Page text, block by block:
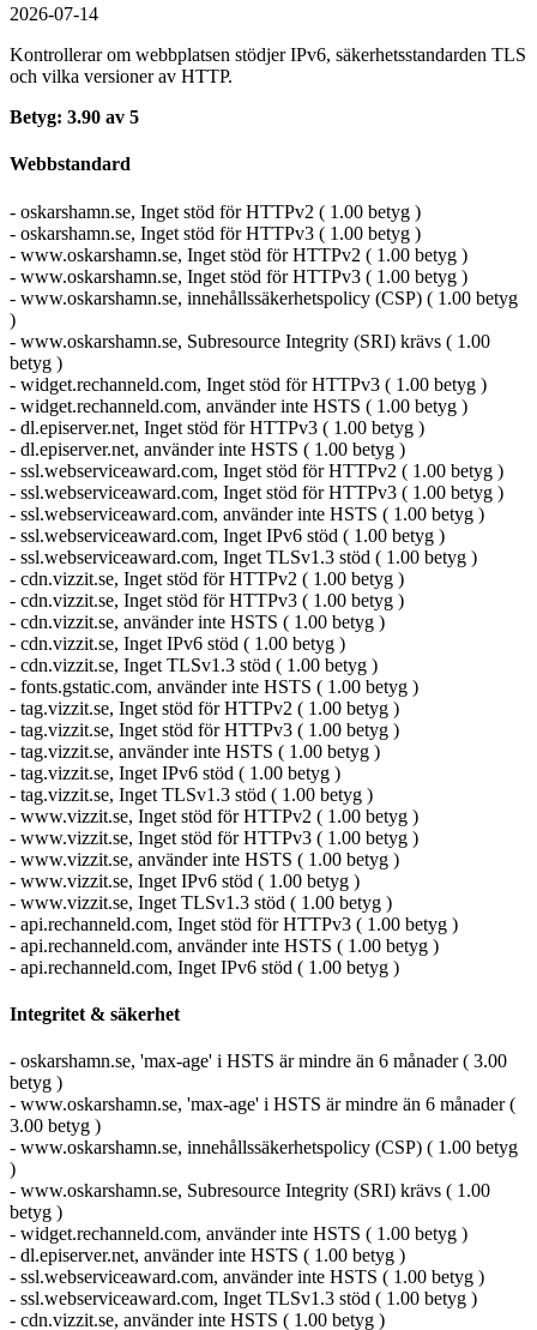
2026-07-14
Kontrollerar om webbplatsen stödjer IPv6, säkerhets­standarden TLS
och vilka versioner av HTTP.
Betyg: 3.90 av 5
Webbstandard
- oskarshamn.se, Inget stöd för HTTPv2 ( 1.00 betyg )
- oskarshamn.se, Inget stöd för HTTPv3 ( 1.00 betyg )
- www.oskarshamn.se, Inget stöd för HTTPv2 ( 1.00 betyg )
- www.oskarshamn.se, Inget stöd för HTTPv3 ( 1.00 betyg )
- www.oskarshamn.se, innehållssäkerhetspolicy (CSP) ( 1.00 betyg
)
- www.oskarshamn.se, Subresource Integrity (SRI) krävs ( 1.00
betyg )
- widget.rechanneld.com, Inget stöd för HTTPv3 ( 1.00 betyg )
- widget.rechanneld.com, använder inte HSTS ( 1.00 betyg )
- dl.episerver.net, Inget stöd för HTTPv3 ( 1.00 betyg )
- dl.episerver.net, använder inte HSTS ( 1.00 betyg )
- ssl.webserviceaward.com, Inget stöd för HTTPv2 ( 1.00 betyg )
- ssl.webserviceaward.com, Inget stöd för HTTPv3 ( 1.00 betyg )
- ssl.webserviceaward.com, använder inte HSTS ( 1.00 betyg )
- ssl.webserviceaward.com, Inget IPv6 stöd ( 1.00 betyg )
- ssl.webserviceaward.com, Inget TLSv1.3 stöd ( 1.00 betyg )
- cdn.vizzit.se, Inget stöd för HTTPv2 ( 1.00 betyg )
- cdn.vizzit.se, Inget stöd för HTTPv3 ( 1.00 betyg )
- cdn.vizzit.se, använder inte HSTS ( 1.00 betyg )
- cdn.vizzit.se, Inget IPv6 stöd ( 1.00 betyg )
- cdn.vizzit.se, Inget TLSv1.3 stöd ( 1.00 betyg )
- fonts.gstatic.com, använder inte HSTS ( 1.00 betyg )
- tag.vizzit.se, Inget stöd för HTTPv2 ( 1.00 betyg )
- tag.vizzit.se, Inget stöd för HTTPv3 ( 1.00 betyg )
- tag.vizzit.se, använder inte HSTS ( 1.00 betyg )
- tag.vizzit.se, Inget IPv6 stöd ( 1.00 betyg )
- tag.vizzit.se, Inget TLSv1.3 stöd ( 1.00 betyg )
- www.vizzit.se, Inget stöd för HTTPv2 ( 1.00 betyg )
- www.vizzit.se, Inget stöd för HTTPv3 ( 1.00 betyg )
- www.vizzit.se, använder inte HSTS ( 1.00 betyg )
- www.vizzit.se, Inget IPv6 stöd ( 1.00 betyg )
- www.vizzit.se, Inget TLSv1.3 stöd ( 1.00 betyg )
- api.rechanneld.com, Inget stöd för HTTPv3 ( 1.00 betyg )
- api.rechanneld.com, använder inte HSTS ( 1.00 betyg )
- api.rechanneld.com, Inget IPv6 stöd ( 1.00 betyg )
Integritet & säkerhet
- oskarshamn.se, 'max-age' i HSTS är mindre än 6 månader ( 3.00
betyg )
- www.oskarshamn.se, 'max-age' i HSTS är mindre än 6 månader (
3.00 betyg )
- www.oskarshamn.se, innehållssäkerhetspolicy (CSP) ( 1.00 betyg
)
- www.oskarshamn.se, Subresource Integrity (SRI) krävs ( 1.00
betyg )
- widget.rechanneld.com, använder inte HSTS ( 1.00 betyg )
- dl.episerver.net, använder inte HSTS ( 1.00 betyg )
- ssl.webserviceaward.com, använder inte HSTS ( 1.00 betyg )
- ssl.webserviceaward.com, Inget TLSv1.3 stöd ( 1.00 betyg )
- cdn.vizzit.se, använder inte HSTS ( 1.00 betyg )